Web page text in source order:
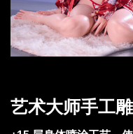
艺术大师手工